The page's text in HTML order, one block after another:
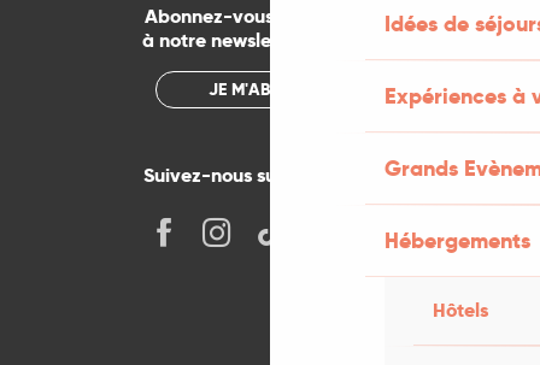
Idées de
Expériences à
Grands
Hébergements
Hôtels
Abonnez-vous gratuitement
à notre newsletter mensuelle
JE M'ABONNE
Suivez-nous sur les réseaux !